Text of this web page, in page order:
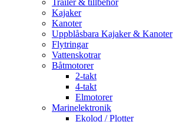
Kajaker
Kanoter
Uppblåsbara Kajaker & Kanoter
Flytringar
Vattenskotrar
Båtmotorer
2-takt
4-takt
Elmotorer
Marinelektronik
Ekolod / Plotter